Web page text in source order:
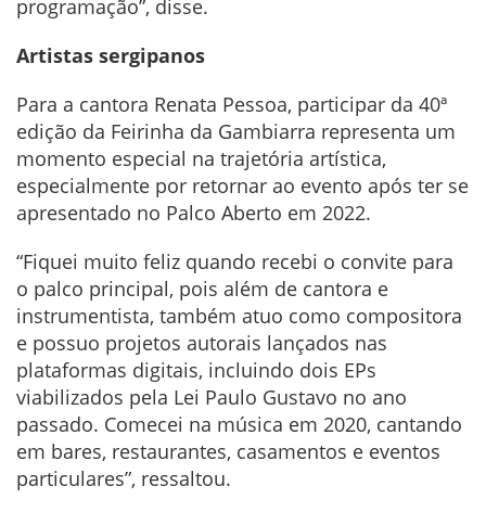
programação”, disse.
Artistas sergipanos
Para a cantora Renata Pessoa, participar da 40ª
edição da Feirinha da Gambiarra representa um
momento especial na trajetória artística,
especialmente por retornar ao evento após ter se
apresentado no Palco Aberto em 2022.
“Fiquei muito feliz quando recebi o convite para
o palco principal, pois além de cantora e
instrumentista, também atuo como compositora
e possuo projetos autorais lançados nas
plataformas digitais, incluindo dois EPs
viabilizados pela Lei Paulo Gustavo no ano
passado. Comecei na música em 2020, cantando
em bares, restaurantes, casamentos e eventos
particulares”, ressaltou.